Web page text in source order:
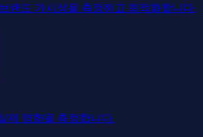
랜드 가시성을 측정하고 최적화합니다.
제 영향을 측정합니다.